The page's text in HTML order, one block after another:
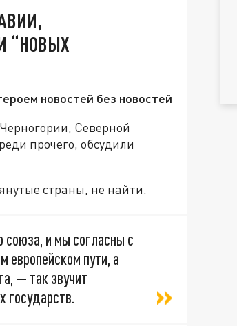
“НОВЫХ
новостей без новостей
Северной
прочего, обсудили
страны, не найти.
и мы согласны с
европейском пути, а
— так звучит
государств.